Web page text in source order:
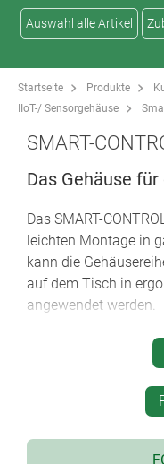
Auswahl alle Artikel
Startseite Produkte
IIoT-/ Sensorgehäuse
SMART-
Das Gehäuse für
Das SMART-
leichten Montage in
kann die
auf dem Tisch in
angewendet werden.
2 Größen M und S
konvexe
liegendem
hochwertiges
Verschraubung